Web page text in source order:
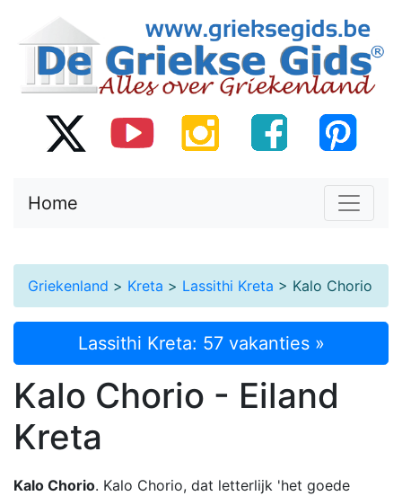
Home
Griekenland > Kreta > Lassithi Kreta > Kalo Chorio
Lassithi Kreta: 57 vakanties »
Kalo Chorio - Eiland
Kreta
Kalo Chorio. Kalo Chorio, dat letterlijk 'het goede